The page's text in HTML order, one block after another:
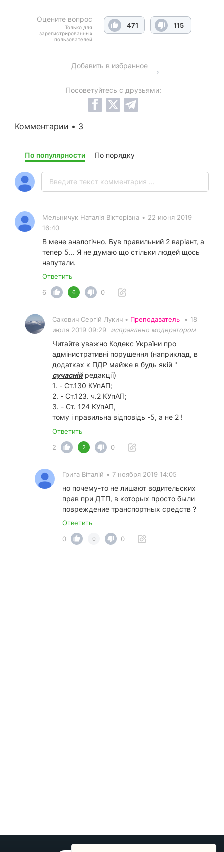
Оцените вопрос
Только для
зарегистрированных
пользователей
471 115
Добавить в избранное
Посоветуйтесь с друзьями:
Комментарии • 3
По популярности По порядку
Мельничук Наталія Вікторівна • 22 июня 2019
16:40
В мене аналогічно. Був правильний 2 варіант, а
тепер 5... Я не думаю що стільки людей щось
напутали.
Ответить
6
6 0
Сакович Сергій Лукич • Преподаватель • 18
июля 2019 09:29
исправлено модератором
Читайте уважно Кодекс України про
адмінистративні порушення (наприклад, в
додатках к ПДР майже в будь якій "
сучаснійредакції)
1. - Ст.130 КУпАП;
2. - Ст.123. ч.2 КУпАП;
3. - Ст. 124 КУпАП,
тому і правильна відповідь -5, а не 2 !
Ответить
2
2 0
Грига Віталій • 7 ноября 2019 14:05
но почему-то не лишают водительских
прав при ДТП, в которых просто были
повреждение транспортных средств ?
Ответить
0
0 0